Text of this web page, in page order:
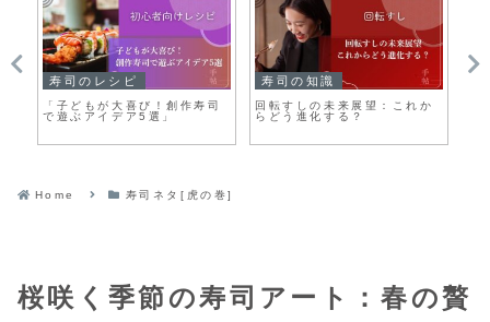
寿司のレシピ
「子どもが大喜び！創作寿司
で遊ぶアイデア5選」
寿司の知識
回転すしの未来展望：これか
らどう進化する？
Home 寿司ネタ[虎の巻]
桜咲く季節の寿司アート：春の贅